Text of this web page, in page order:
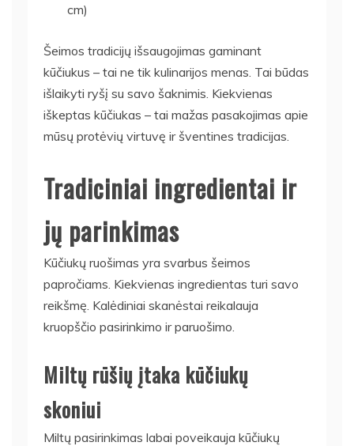
cm)
Šeimos tradicijų išsaugojimas gaminant
kūčiukus – tai ne tik kulinarijos menas. Tai būdas
išlaikyti ryšį su savo šaknimis. Kiekvienas
iškeptas kūčiukas – tai mažas pasakojimas apie
mūsų protėvių virtuvę ir šventines tradicijas.
Tradiciniai ingredientai ir
jų parinkimas
Kūčiukų ruošimas yra svarbus šeimos
papročiams. Kiekvienas ingredientas turi savo
reikšmę. Kalėdiniai skanėstai reikalauja
kruopščio pasirinkimo ir paruošimo.
Miltų rūšių įtaka kūčiukų
skoniui
Miltų pasirinkimas labai poveikauja kūčiukų